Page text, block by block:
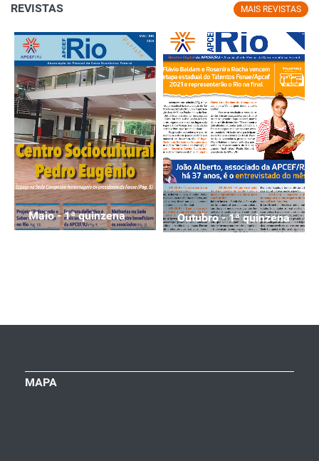
MAIS REVISTAS
REVISTAS
Maio - 1ª quinzena Outubro - 1ª quinzena
MAPA